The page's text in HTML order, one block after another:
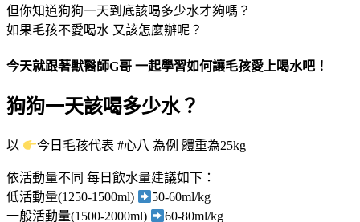
但你知道狗狗一天到底該喝多少水才夠嗎？
如果毛孩不愛喝水 又該怎麼辦呢？
今天就跟著獸醫師G哥 一起學習如何讓毛孩愛上喝水吧！
狗狗一天該喝多少水？
以 今日毛孩代表 #心八 為例 體重為25kg
依活動量不同 每日飲水量建議如下：
低活動量(1250-1500ml)
50-60ml/kg
一般活動量(1500-2000ml)
60-80ml/kg